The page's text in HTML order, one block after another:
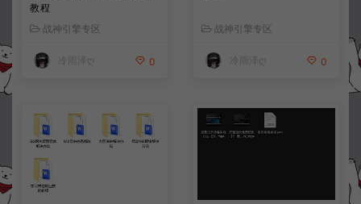
教程
战神引擎专区
冷雨泽ღ 0
战神引擎专区
冷雨泽ღ 0